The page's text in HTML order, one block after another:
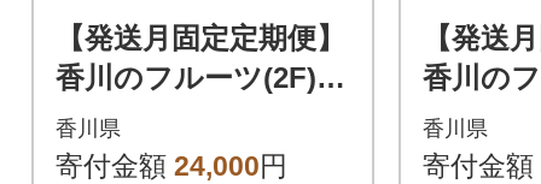
【発送月固定定期便】
香川のフルーツ(2F)全
2回
香川県
寄付金額 24,000円
【発送
香川の
3回
香川県
寄付金額